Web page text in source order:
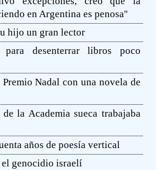
en Argentina es penosa''
hijo un gran lector
desenterrar libros poco
Nadal con una novela de
la Academia sueca trabajaba
años de poesía vertical
el genocidio israelí